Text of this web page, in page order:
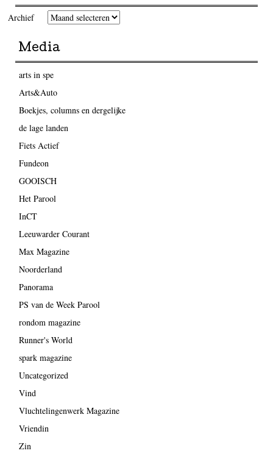
Archief
Media
arts in spe
Arts&Auto
Boekjes, columns en dergelijke
de lage landen
Fiets Actief
Fundeon
GOOISCH
Het Parool
InCT
Leeuwarder Courant
Max Magazine
Noorderland
Panorama
PS van de Week Parool
rondom magazine
Runner's World
spark magazine
Uncategorized
Vind
Vluchtelingenwerk Magazine
Vriendin
Zin